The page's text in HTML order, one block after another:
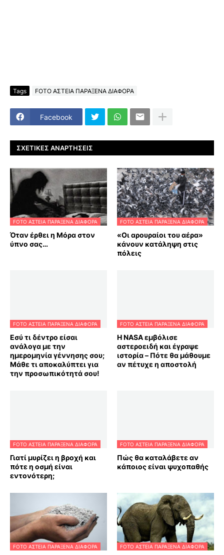
Tags FOTO ΑΣΤΕΙΑ ΠΑΡΑΞΕΝΑ ΔΙΑΦΟΡΑ
Facebook
ΣΧΕΤΙΚΈΣ ΑΝΑΡΤΉΣΕΙΣ
FOTO ΑΣΤΕΙΑ ΠΑΡΑΞΕΝΑ ΔΙΑΦΟΡΑ
Όταν έρθει η Μόρα στον
ύπνο σας…
FOTO ΑΣΤΕΙΑ ΠΑΡΑΞΕΝΑ ΔΙΑΦΟΡΑ
«Οι αρουραίοι του αέρα»
κάνουν κατάληψη στις
πόλεις
FOTO ΑΣΤΕΙΑ ΠΑΡΑΞΕΝΑ ΔΙΑΦΟΡΑ
Εσύ τι δέντρο είσαι
ανάλογα με την
ημερομηνία γέννησης σου;
Μάθε τι αποκαλύπτει για
την προσωπικότητά σου!
FOTO ΑΣΤΕΙΑ ΠΑΡΑΞΕΝΑ ΔΙΑΦΟΡΑ
Η NASA εμβόλισε
αστεροειδή και έγραψε
ιστορία – Πότε θα μάθουμε
αν πέτυχε η αποστολή
FOTO ΑΣΤΕΙΑ ΠΑΡΑΞΕΝΑ ΔΙΑΦΟΡΑ
Γιατί μυρίζει η βροχή και
πότε η οσμή είναι
εντονότερη;
FOTO ΑΣΤΕΙΑ ΠΑΡΑΞΕΝΑ ΔΙΑΦΟΡΑ
Πώς θα καταλάβετε αν
κάποιος είναι ψυχοπαθής
FOTO ΑΣΤΕΙΑ ΠΑΡΑΞΕΝΑ ΔΙΑΦΟΡΑ FOTO ΑΣΤΕΙΑ ΠΑΡΑΞΕΝΑ ΔΙΑΦΟΡΑ